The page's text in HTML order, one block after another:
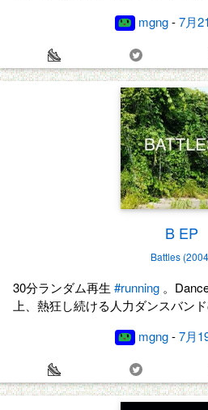
mgng-7月
B EP
Battles
30分ランダム再生 #running 。
上、熱狂し続ける人力ダンスバンド
mgng-7月